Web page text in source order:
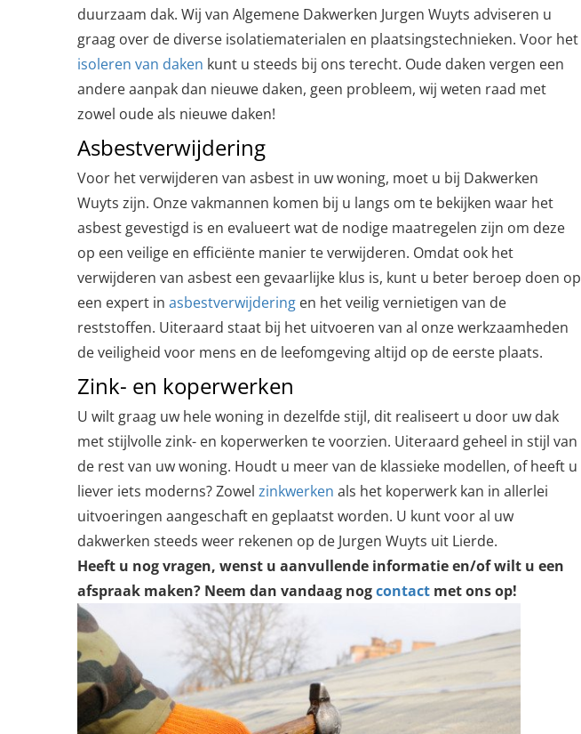
duurzaam dak. Wij van Algemene Dakwerken Jurgen Wuyts adviseren u
graag over de diverse isolatiematerialen en plaatsingstechnieken. Voor het
isoleren van daken kunt u steeds bij ons terecht. Oude daken vergen een
andere aanpak dan nieuwe daken, geen probleem, wij weten raad met
zowel oude als nieuwe daken!
Asbestverwijdering
Voor het verwijderen van asbest in uw woning, moet u bij Dakwerken
Wuyts zijn. Onze vakmannen komen bij u langs om te bekijken waar het
asbest gevestigd is en evalueert wat de nodige maatregelen zijn om deze
op een veilige en efficiënte manier te verwijderen. Omdat ook het
verwijderen van asbest een gevaarlijke klus is, kunt u beter beroep doen op
een expert in asbestverwijdering en het veilig vernietigen van de
reststoffen. Uiteraard staat bij het uitvoeren van al onze werkzaamheden
de veiligheid voor mens en de leefomgeving altijd op de eerste plaats.
Zink- en koperwerken
U wilt graag uw hele woning in dezelfde stijl, dit realiseert u door uw dak
met stijlvolle zink- en koperwerken te voorzien. Uiteraard geheel in stijl van
de rest van uw woning. Houdt u meer van de klassieke modellen, of heeft u
liever iets moderns? Zowel zinkwerken als het koperwerk kan in allerlei
uitvoeringen aangeschaft en geplaatst worden. U kunt voor al uw
dakwerken steeds weer rekenen op de Jurgen Wuyts uit Lierde.
Heeft u nog vragen, wenst u aanvullende informatie en/of wilt u een
afspraak maken? Neem dan vandaag nogcontact met ons op!